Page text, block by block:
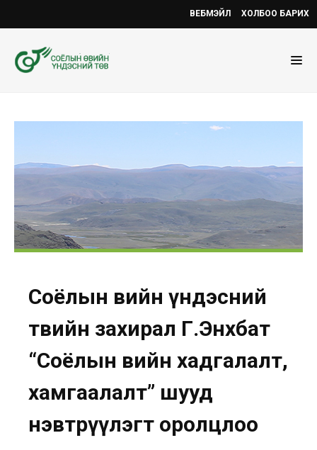
ВЕБМЭЙЛ ХОЛБОО БАРИХ
Соёлын өвийн үндэсний
төвийн захирал Г.Энхбат
“Соёлын өвийн хадгалалт,
хамгаалалт” шууд
нэвтрүүлэгт оролцлоо